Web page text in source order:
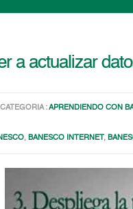
a actualizar
CATEGORIA :APRENDIENDO CON
, BANESCO INTERNET ,